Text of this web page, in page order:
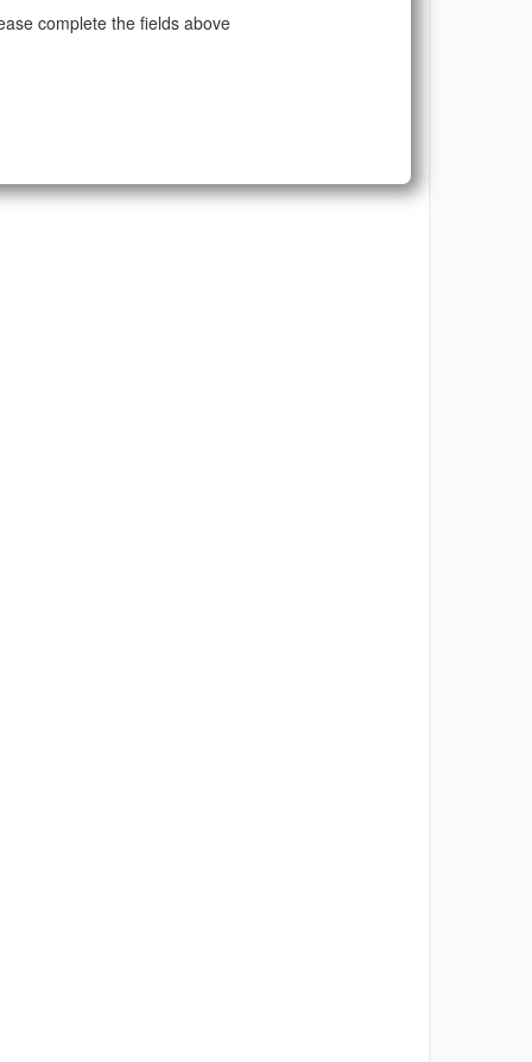
complete the fields above